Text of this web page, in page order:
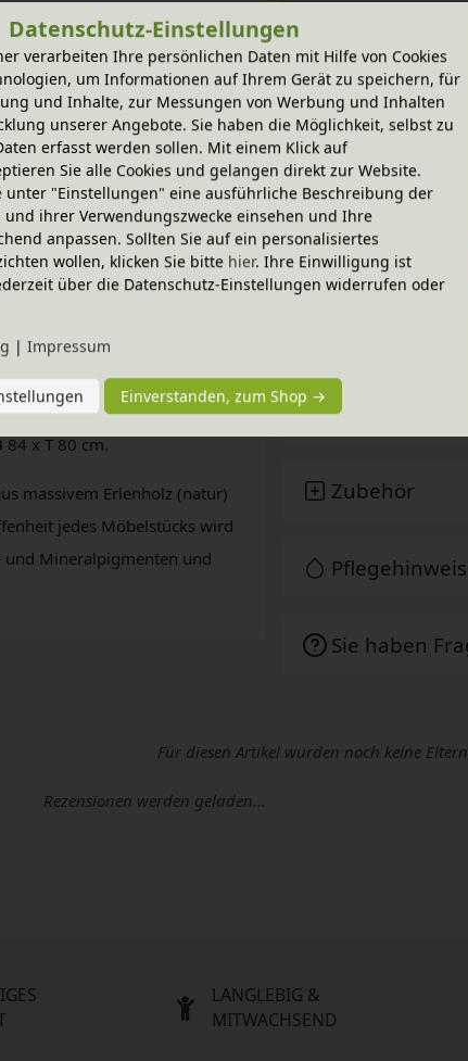
und Pflegeutensilien. Die
mit Selbsteinzug und Soft-
Zudem lassen sie sich
gedämpft und verhindert
der Wickelfläche
und Lina fügt sich als
Die formschönen gefrästen
Charme.
84 x T 80 cm.
massivem Erlenholz (natur)
jedes Möbelstücks wird
Mineralpigmenten und
Lina Wickelkommode
Beiträge aus
Technische
BioKinder -
Zubehör
Sie haben
Für diesen Artikel wurden noch keine
Rezensionen werden geladen...
LANGLEBIG &
MITWACHSEND
Datenschutz-Einstellungen
verarbeiten Ihre persönlichen Daten mit Hilfe von Cookies
um Informationen auf Ihrem Gerät zu speichern, für
und Inhalte, zur Messungen von Werbung und Inhalten
unserer Angebote. Sie haben die Möglichkeit, selbst zu
erfasst werden sollen. Mit einem Klick auf
Sie alle Cookies und gelangen direkt zur Website.
unter "Einstellungen" eine ausführliche Beschreibung der
und ihrer Verwendungszwecke einsehen und Ihre
anpassen. Sollten Sie auf ein personalisiertes
wollen, klicken Sie bitte hier. Ihre Einwilligung ist
über die Datenschutz-Einstellungen widerrufen oder
| Impressum
Einverstanden, zum Shop →